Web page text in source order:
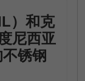
）和克
尼西亚
锈钢